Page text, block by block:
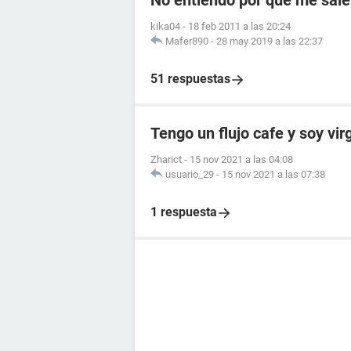
kika04 - 18 feb 2011 a las 20:24
Mafer890 - 28 may 2019 a las 22:37
51 respuestas
Tengo un flujo cafe y soy
Zharict - 15 nov 2021 a las 04:08
usuario_29 - 15 nov 2021 a las 07:38
1 respuesta